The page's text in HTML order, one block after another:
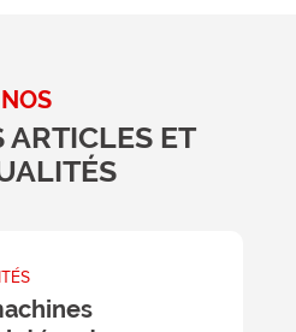
NOS
ARTICLES ET